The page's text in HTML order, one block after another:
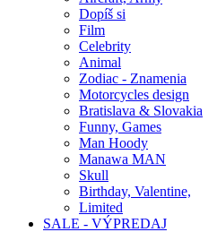
Dopíš si
Film
Celebrity
Animal
Zodiac - Znamenia
Motorcycles design
Bratislava & Slovakia
Funny, Games
Man Hoody
Manawa MAN
Skull
Birthday, Valentine,
Limited
SALE - VÝPREDAJ